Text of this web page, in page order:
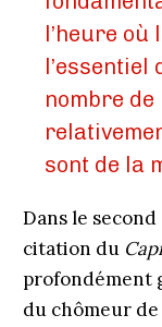
l’heure
l’essentiel
nombre
sont de la
Dans le
citation du
profondément
du chômeur